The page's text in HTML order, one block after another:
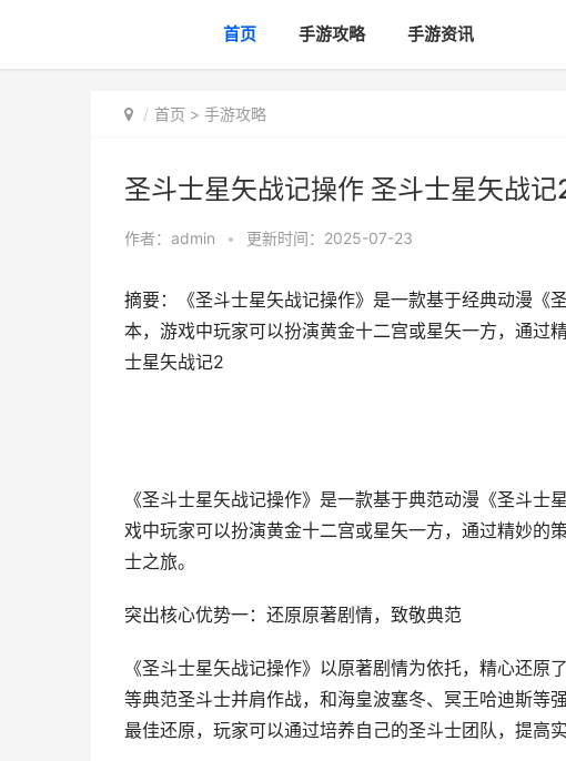
首页 手游攻略 手游资讯
首页 > 手游攻略
圣斗士星矢战记操作 圣斗士星矢战记
作者： admin • 更新时间：2025-07-23
摘要：《圣斗士星矢战记操作》是一款基于经典动漫《
本，游戏中玩家可以扮演黄金十二宫或星矢一方，通过
士星矢战记2
《圣斗士星矢战记操作》是一款基于典范动漫《圣斗
戏中玩家可以扮演黄金十二宫或星矢一方，通过精妙的
士之旅。
突出核心优势一：还原原著剧情，致敬典范
《圣斗士星矢战记操作》以原著剧情为依托，精心还
等典范圣斗士并肩作战，和海皇波塞冬、冥王哈迪斯等
最佳还原，玩家可以通过培养自己的圣斗士团队，提高